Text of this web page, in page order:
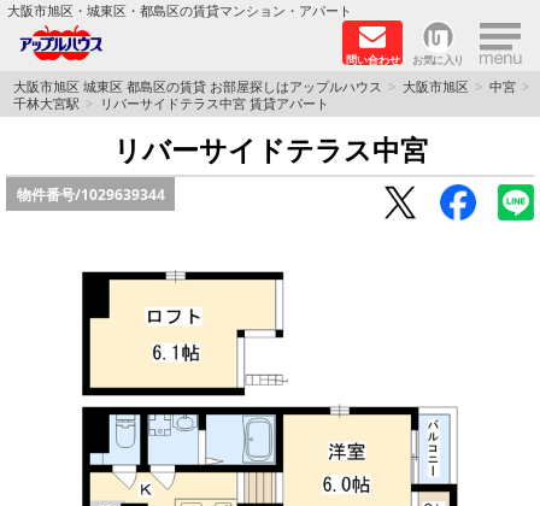
大阪市旭区・城東区・都島区の賃貸マンション・アパート
問い合わせ お気に入り ×
TOPページ
シャーメゾン
路線·駅から探す
地図から探す
大阪市旭区 城東区 都島区の賃貸 お部屋探しはアップルハウス 大阪市旭区
中宮
千林大宮駅
リバーサイドテラス中宮 賃貸アパート
リバーサイドテラス中宮
物件番号/1029639344